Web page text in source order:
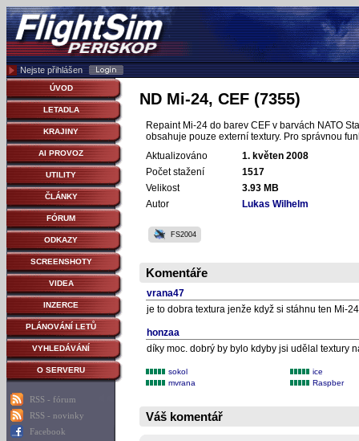
Nejste přihlášen
ÚVOD
LETADLA
KRAJINY
AI PROVOZ
UTILITY
ČLÁNKY
FÓRUM
ODKAZY
SCREENSHOTY
VIDEA
INZERCE
PLÁNOVÁNÍ LETŮ
VYHLEDÁVÁNÍ
O SERVERU
RSS - fórum
RSS - novinky
Facebook
ND Mi-24, CEF (7355)
Repaint Mi-24 do barev CEF v barvách NATO
obsahuje pouze externí textury. Pro správnou
Aktualizováno
1. květen 2008
Počet stažení
1517
Velikost
3.93 MB
Autor
Lukas Wilhelm
FS2004
Komentáře
vrana47
je to dobra textura jenže když si stáhnu ten Mi-
honzaa
díky moc. dobrý by bylo kdyby jsi udělal textury
sokol
ice
mvrana
Raspber
Váš komentář